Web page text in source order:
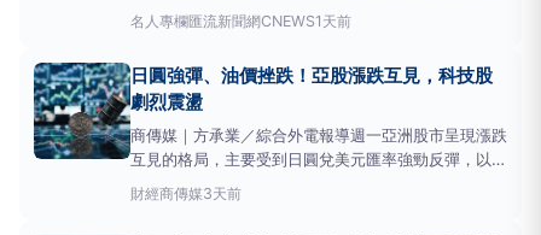
瘋傳的科普短片〈日元暴跌引發萬物飛漲，本土百姓正
面臨怎樣的生存危機？〉累積超過二十三萬次觀看，反
向來是「利好出口、利空進口」的雙面刃，但當貶值幅
度擴大、時間拖
名人專欄匯流新聞網CNEWS1天前
日圓強彈、油價挫跌！亞股漲跌互見，科技股
劇烈震盪
商傳媒｜方承業／綜合外電報導週一亞洲股市呈現漲跌
互見的格局，主要受到日圓兌美元匯率強勁反彈，以及
國際油價因中東局勢趨緩而下滑等因素影響。美國與日
本上週已證實曾聯手干預匯市，以抑制美元兌日圓匯率
財經商傳媒3天前